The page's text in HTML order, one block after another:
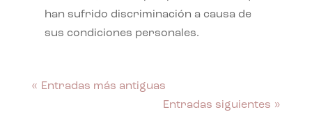
han sufrido discriminación a causa de
sus condiciones personales.
« Entradas más antiguas
Entradas siguientes »